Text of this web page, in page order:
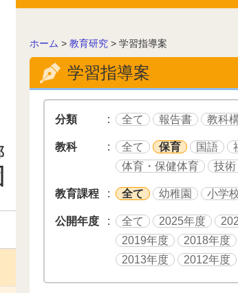
このページ
こ
の
ー
ホーム > 教育研究 > 学習指導案
学習指導案
分類 全て 報告書 教科
教科 全て 保育 国語
体育・保健体育
技術
教育課程 全て 幼稚園 小学
公開年度 全て 2025年度
2019年度
2018年度
2013年度
2012年度